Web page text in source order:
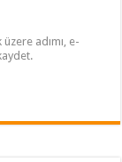
adımı, e-